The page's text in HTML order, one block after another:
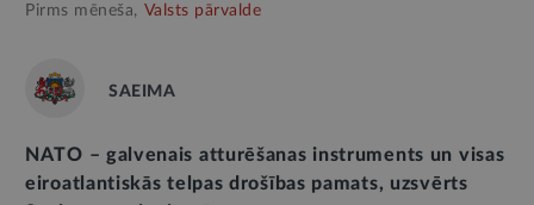
Pirms mēneša, Valsts pārvalde
SAEIMA
NATO – galvenais atturēšanas instruments un visas
eiroatlantiskās telpas drošības pamats, uzsvērts